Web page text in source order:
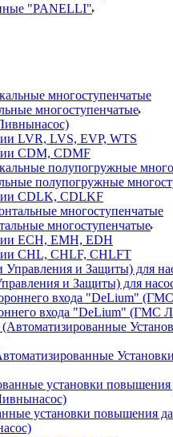
"PANELLI"
многоступенчатые
LVR, LVS, EVP, WTS
CDM, CDMF
полупогружные
CDLK, CDLKF
многоступенчатые
ECH, EMH, EDH
CHL, CHLF, CHLFT
и Защиты) для
входа "DeLium" (ГМС
установки повышения